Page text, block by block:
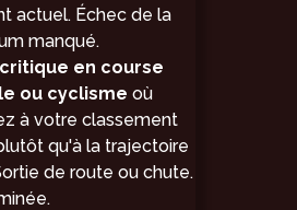
actuel. Échec de la
manqué.
en course
ou cyclisme où
à votre classement
qu'à la trajectoire
de route ou chute.